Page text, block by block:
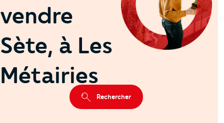
vendre
Sète, à Les
Métairies
Rechercher